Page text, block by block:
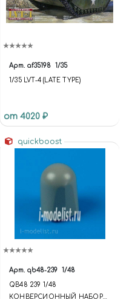
Арт. af35198 1/35
1/35 LVT-4 (LATE TYPE)
от 4020 ₽
quickboost
Арт. qb48-239 1/48
QB48 239 1/48
КОНВЕРСИОННЫЙ НАБОР